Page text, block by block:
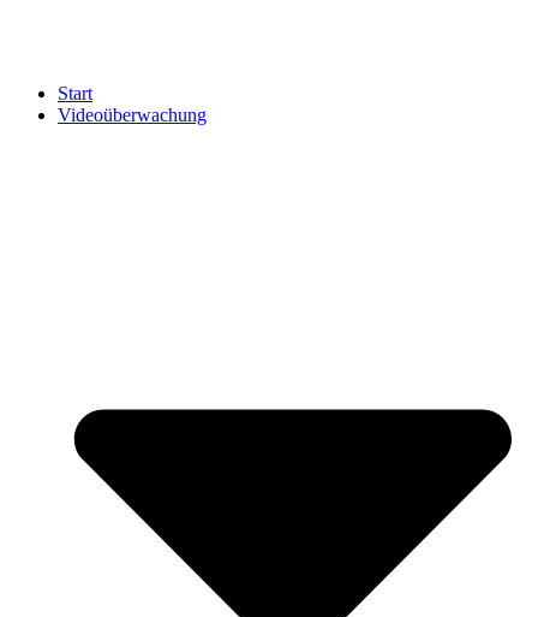
Start
Videoüberwachung